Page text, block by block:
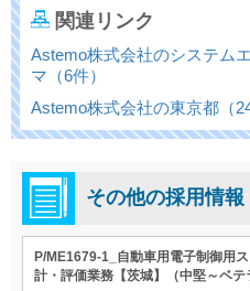
関連リンク
Astemo株式会社のシステム
マ（6件）
Astemo株式会社の東京都（24
その他の採用情報
P/ME1679-1_自動車用電子制御用
計・評価業務【茨城】（中堅～ベテ